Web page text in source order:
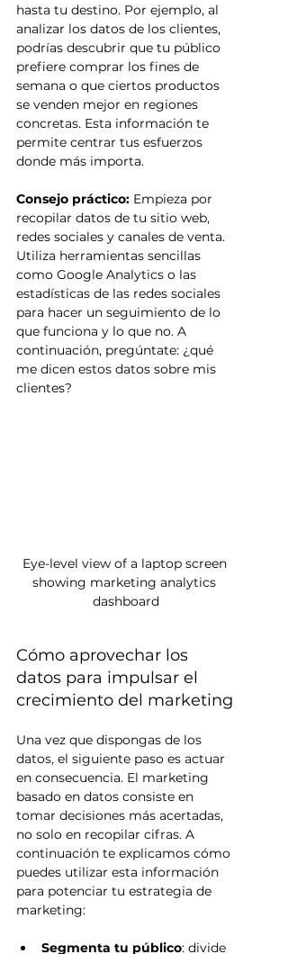
hasta tu destino. Por ejemplo, al
analizar los datos de los clientes,
podrías descubrir que tu público
prefiere comprar los fines de
semana o que ciertos productos
se venden mejor en regiones
concretas. Esta información te
permite centrar tus esfuerzos
donde más importa.
Consejo práctico: Empieza por
recopilar datos de tu sitio web,
redes sociales y canales de venta.
Utiliza herramientas sencillas
como Google Analytics o las
estadísticas de las redes sociales
para hacer un seguimiento de lo
que funciona y lo que no. A
continuación, pregúntate: ¿qué
me dicen estos datos sobre mis
clientes?
Eye-level view of a laptop screen
showing marketing analytics
dashboard
Cómo aprovechar los
datos para impulsar el
crecimiento del marketing
Una vez que dispongas de los
datos, el siguiente paso es actuar
en consecuencia. El marketing
basado en datos consiste en
tomar decisiones más acertadas,
no solo en recopilar cifras. A
continuación te explicamos cómo
puedes utilizar esta información
para potenciar tu estrategia de
marketing:
Segmenta tu público: divide